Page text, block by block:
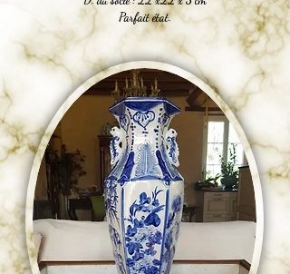
Parfait état.